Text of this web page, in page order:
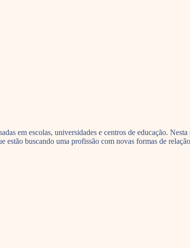
em escolas, universidades e centros de educação.
buscando uma profissão com novas formas de